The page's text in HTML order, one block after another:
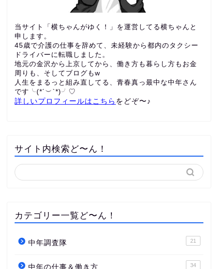
当サイト「横ちゃんがゆく！」を運営してる横ちゃんと
申します。
45歳で介護の仕事を辞めて、未経験から都内のタクシー
ドライバーに転職しました。
地元の金沢から上京してから、働き方も暮らし方もお金
周りも、 そしてブログもw
人生をまるっと組み直してる、青春真っ最中な中年さん
です╰(*´︶`*)╯♡
詳しいプロフィールはこちら をどぞ〜♪
サイト内検索ど〜ん！
カテゴリー一覧ど〜ん！
中年調査隊 21
中年の仕事＆働き方 34